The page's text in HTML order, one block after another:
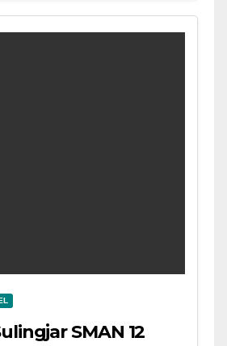
SMAN 12